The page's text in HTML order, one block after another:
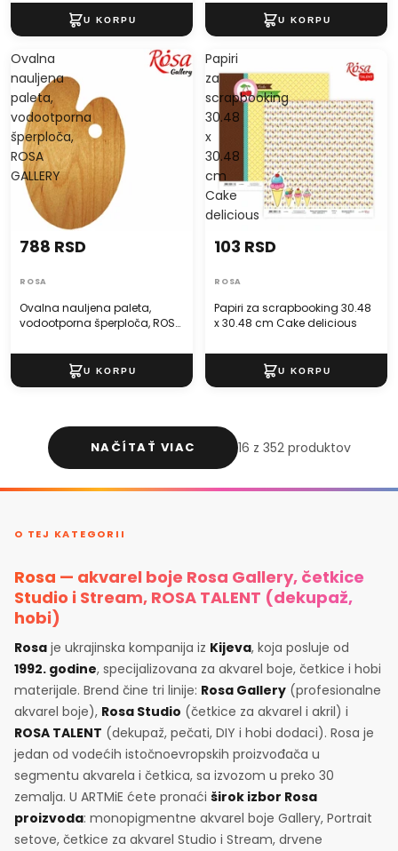
Ovalna
nauljena
paleta,
vodootporna
šperploča,
ROSA
GALLERY
Ovalna nauljena paleta,
vodootporna šperploča, ROSA
788 RSD
ROSA
Papiri
za
scrapbooking
30.48
x
30.48
cm
Cake
delicious
Papiri za scrapbooking 30.48
x 30.48 cm Cake delicious
103 RSD
ROSA
NAČÍTAŤ VIAC 16 z 352 produktov
O TEJ KATEGORII
Rosa — akvarel boje Rosa Gallery, četkice
Studio i Stream, ROSA TALENT (dekupaž,
hobi)
Rosa je ukrajinska kompanija iz Kijeva, koja posluje od
1992. godine, specijalizovana za akvarel boje, četkice i hobi
materijale. Brend čine tri linije: Rosa Gallery (profesionalne
akvarel boje), Rosa Studio (četkice za akvarel i akril) i
ROSA TALENT (dekupaž, pečati, DIY i hobi dodaci). Rosa je
jedan od vodećih istočnoevropskih proizvođača u
segmentu akvarela i četkica, sa izvozom u preko 30
zemalja. U ARTMiE ćete pronaći širok izbor Rosa
proizvoda: monopigmentne akvarel boje Gallery, Portrait
setove, četkice za akvarel Studio i Stream, drvene